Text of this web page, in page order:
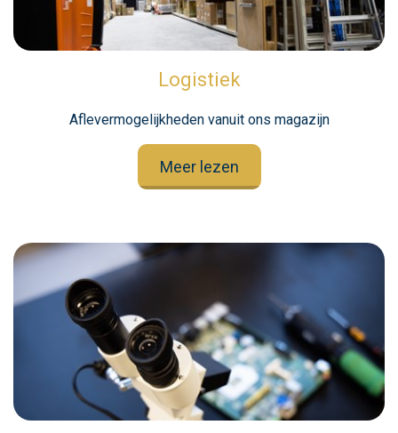
Logistiek
Aflevermogelijkheden vanuit ons magazijn
Meer lezen